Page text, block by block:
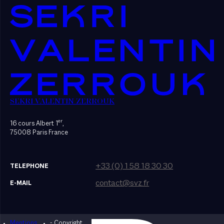
SEKRI VALENTIN ZERROUK
16 cours Albert 1er,
75008 Paris France
TELEPHONE +33 (0) 1 58 18 30 30
E-MAIL contact@svz.fr